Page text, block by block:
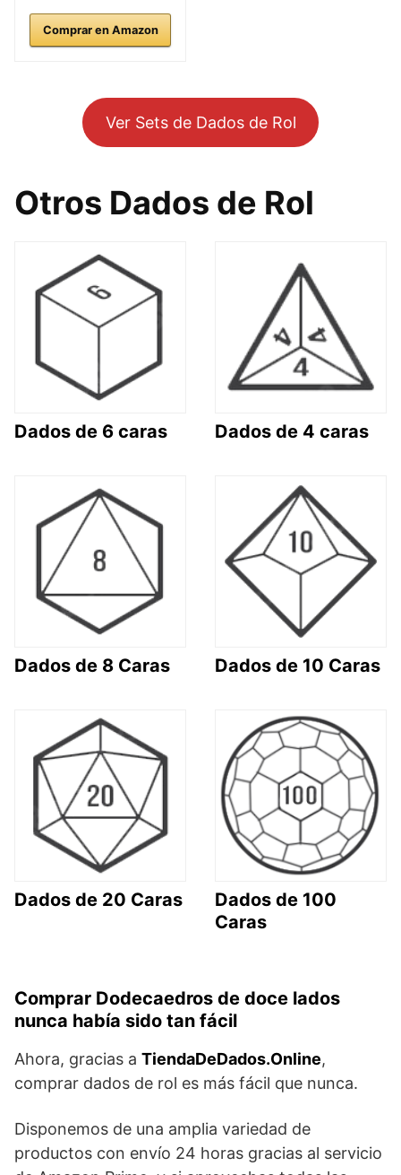
Comprar en Amazon
Ver Sets de Dados de Rol
Otros Dados de Rol
Dados de 6 caras Dados de 4 caras
Dados de 8 Caras Dados de 10 Caras
Dados de 20 Caras
Dados de 100
Caras
Comprar Dodecaedros de doce lados
nunca había sido tan fácil
Ahora, gracias a TiendaDeDados.Online,
comprar dados de rol es más fácil que nunca.
Disponemos de una amplia variedad de
productos con envío 24 horas gracias al servicio